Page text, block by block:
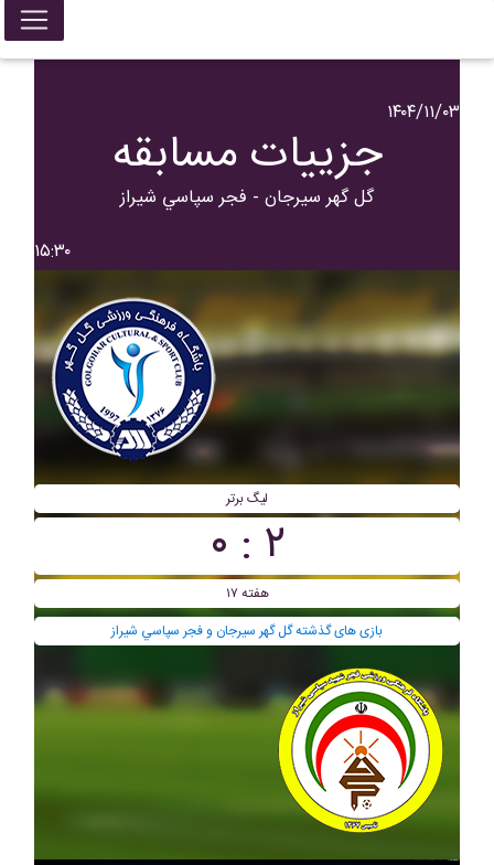
۱۴۰۴/۱۱/۰۳
جزییات مسابقه
گل گهر سیرجان - فجر سپاسي شیراز
۱۵:۳۰
لیگ برتر
۲ : ۰
هفته ۱۷
بازی های گذشته گل گهر سیرجان و فجر سپاسي شیراز